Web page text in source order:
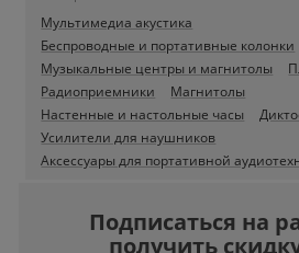
Мультимедиа акустика
Беспроводные и портативные колонки
Музыкальные центры и магнитолы
Радиоприемники
Магнитолы
Настенные и настольные часы
Усилители для наушников
Аксессуары для портативной
Подписаться на
получить